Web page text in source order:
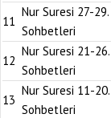
11
Nur Suresi 27-
Sohbetleri
12
Nur Suresi 21-
Sohbetleri
13
Nur Suresi 11-
Sohbetleri